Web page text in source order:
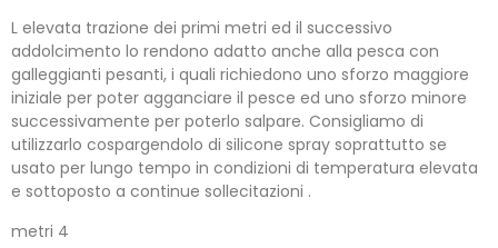
L elevata trazione dei primi metri ed il successivo
addolcimento lo rendono adatto anche alla pesca con
galleggianti pesanti, i quali richiedono uno sforzo maggiore
iniziale per poter agganciare il pesce ed uno sforzo minore
successivamente per poterlo salpare. Consigliamo di
utilizzarlo cospargendolo di silicone spray soprattutto se
usato per lungo tempo in condizioni di temperatura elevata
e sottoposto a continue sollecitazioni .
metri 4